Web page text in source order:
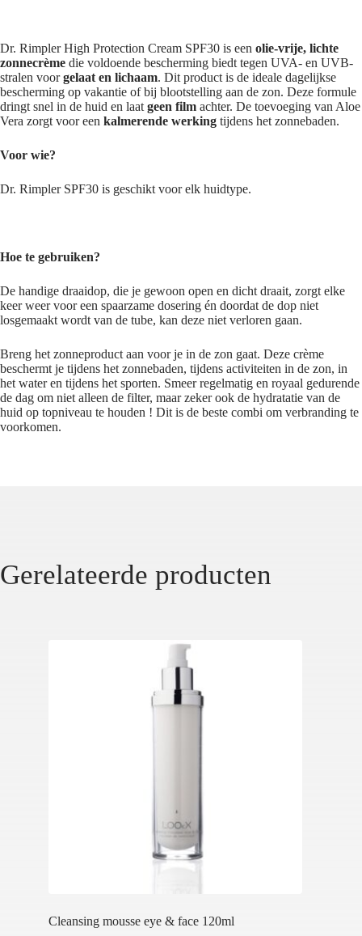
Dr. Rimpler High Protection Cream SPF30 is een olie-vrije, lichte
zonnecrème die voldoende bescherming biedt tegen UVA- en UVB-
stralen voorgelaat en lichaam. Dit product is de ideale dagelijkse
bescherming op vakantie of bij blootstelling aan de zon. Deze formule
dringt snel in de huid en laat geen film achter. De toevoeging van Aloe
Vera zorgt voor een kalmerende werking tijdens het zonnebaden.
Voor wie?
Dr. Rimpler SPF30 is geschikt voor elk huidtype.
Hoe te gebruiken?
De handige draaidop, die je gewoon open en dicht draait, zorgt elke
keer weer voor een spaarzame dosering én doordat de dop niet
losgemaakt wordt van de tube, kan deze niet verloren gaan.
Breng het zonneproduct aan voor je in de zon gaat. Deze crème
beschermt je tijdens het zonnebaden, tijdens activiteiten in de zon, in
het water en tijdens het sporten. Smeer regelmatig en royaal gedurende
de dag om niet alleen de filter, maar zeker ook de hydratatie van de
huid op topniveau te houden ! Dit is de beste combi om verbranding te
voorkomen.
Gerelateerde producten
Cleansing mousse eye & face 120ml